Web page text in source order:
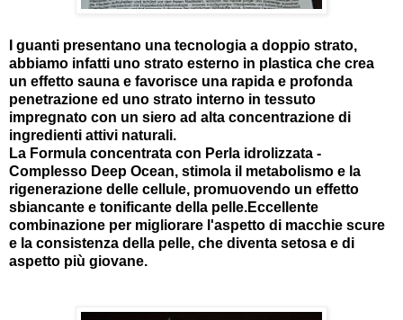
I guanti presentano una tecnologia a doppio strato,
abbiamo infatti uno strato esterno in plastica che crea
un effetto sauna e favorisce una rapida e profonda
penetrazione ed uno strato interno in tessuto
impregnato con un siero ad alta concentrazione di
ingredienti attivi naturali.
La Formula concentrata con Perla idrolizzata -
Complesso Deep Ocean, stimola il metabolismo e la
rigenerazione delle cellule, promuovendo un effetto
sbiancante e tonificante della pelle.Eccellente
combinazione per migliorare l'aspetto di macchie scure
e la consistenza della pelle, che diventa setosa e di
aspetto più giovane.